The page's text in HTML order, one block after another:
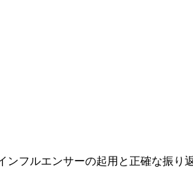
フルエンサーの起用と正確な振り